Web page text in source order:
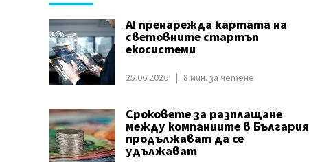
AI пренарежда картата на
световните стартъп
екосистеми
25.06.2026 8 мин. за четене
Сроковете за разплащане
между компаниите в България
продължават да се
удължават